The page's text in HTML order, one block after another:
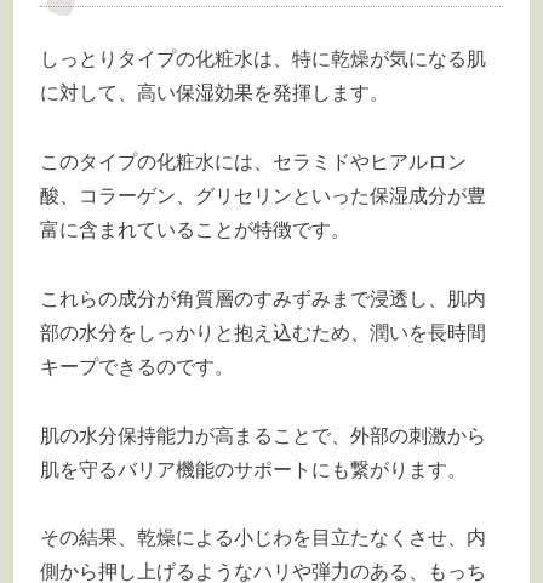
しっとりタイプの化粧水は、特に乾燥が気になる肌
に対して、高い保湿効果を発揮します。
このタイプの化粧水には、セラミドやヒアルロン
酸、コラーゲン、グリセリンといった保湿成分が豊
富に含まれていることが特徴です。
これらの成分が角質層のすみずみまで浸透し、肌内
部の水分をしっかりと抱え込むため、潤いを長時間
キープできるのです。
肌の水分保持能力が高まることで、外部の刺激から
肌を守るバリア機能のサポートにも繋がります。
その結果、乾燥による小じわを目立たなくさせ、内
側から押し上げるようなハリや弾力のある、もっち